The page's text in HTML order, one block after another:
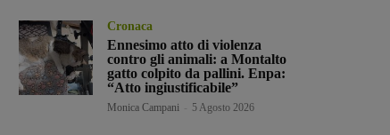
Cronaca
Ennesimo atto di violenza
contro gli animali: a Montalto
gatto colpito da pallini. Enpa:
“Atto ingiustificabile”
Monica Campani 5 Agosto 2026